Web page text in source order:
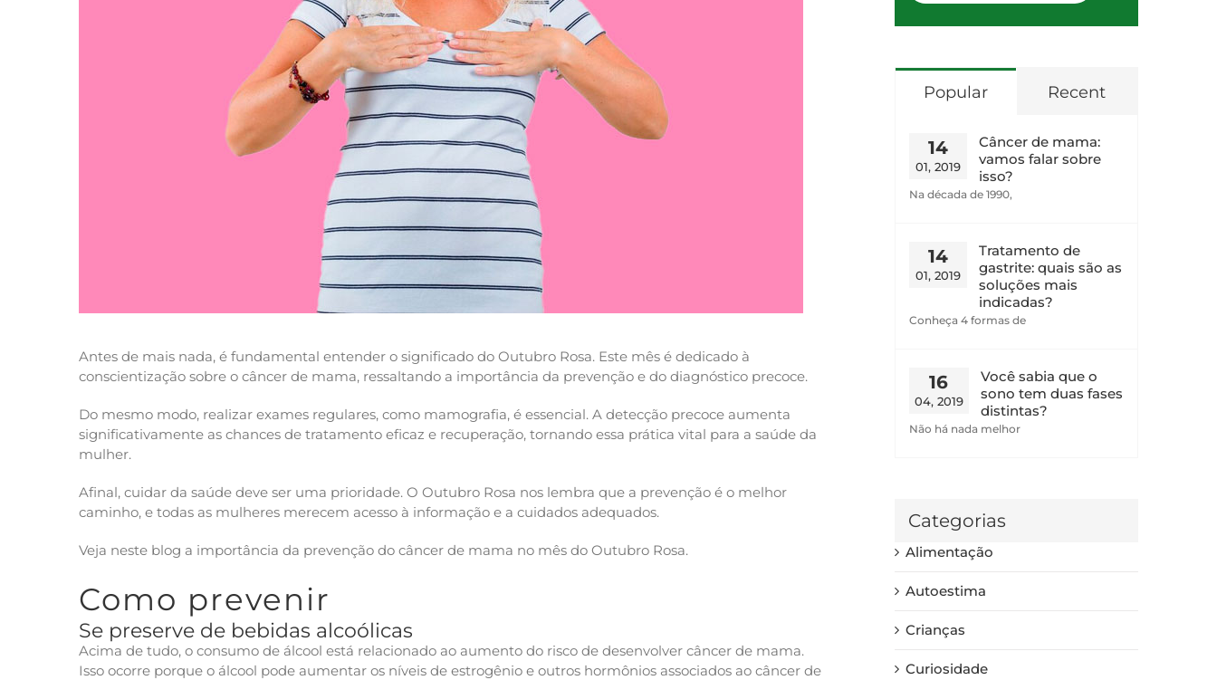
Antes de mais nada, é fundamental entender o significado do Outubro Rosa. Este mês é dedicado à
conscientização sobre o câncer de mama, ressaltando a importância da prevenção e do diagnóstico precoce.
Do mesmo modo, realizar exames regulares, como mamografia, é essencial. A detecção precoce aumenta
significativamente as chances de tratamento eficaz e recuperação, tornando essa prática vital para a saúde da
mulher.
Afinal, cuidar da saúde deve ser uma prioridade. O Outubro Rosa nos lembra que a prevenção é o melhor
caminho, e todas as mulheres merecem acesso à informação e a cuidados adequados.
Veja neste blog a importância da prevenção do câncer de mama no mês do Outubro Rosa.
Como prevenir
Se preserve de bebidas alcoólicas
Acima de tudo, o consumo de álcool está relacionado ao aumento do risco de desenvolver câncer de mama.
Isso ocorre porque o álcool pode aumentar os níveis de estrogênio e outros hormônios associados ao câncer de
Popular Recent
14
01, 2019
Câncer de mama:
vamos falar sobre
isso?
Na década de 1990,
14
01, 2019
Tratamento de
gastrite: quais são as
soluções mais
indicadas?
Conheça 4 formas de
16
04, 2019
Você sabia que o
sono tem duas fases
distintas?
Não há nada melhor
Categorias
Alimentação
Autoestima
Crianças
Curiosidade